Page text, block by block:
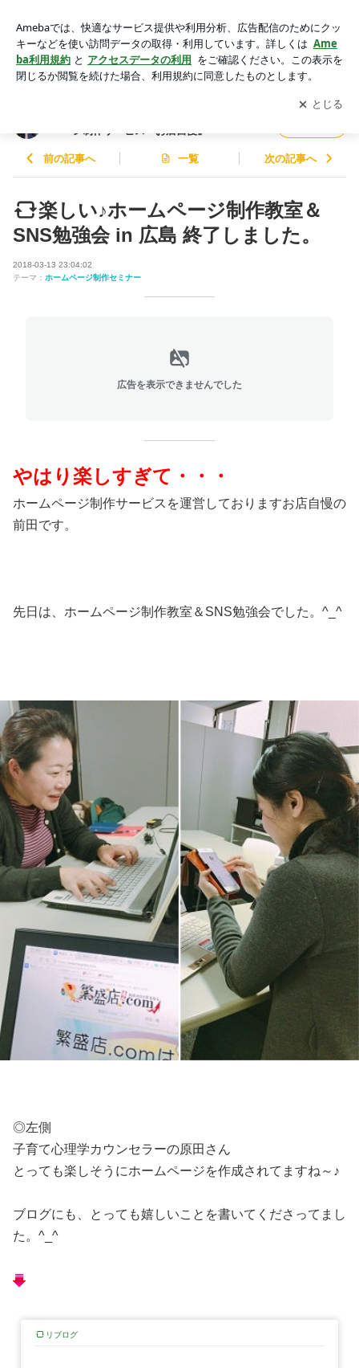
した。 | 【全国2,500件の実績！】誰でも簡単♪ホームページ制
作サービス『お店自慢』
アプリをダウンロードして ブログの更新通知
を受け取りまし
ょう。
開く
ページ制作サービス『お店自慢』
前の記事へ 一覧 次の記事へ
楽しい♪ホームページ制作教室＆
SNS勉強会 in 広島 終了しました。
2018-03-13 23:04:02
テーマ： ホームページ制作セミナー
広告を表示できませんでした
やはり楽しすぎて・・・
ホームページ制作サービスを運営しておりますお店自慢の
前田です。
先日は、ホームページ制作教室＆SNS勉強会でした。^_^
◎左側
子育て心理学カウンセラーの原田さん
とっても楽しそうにホームページを作成されてますね～♪
ブログにも、とっても嬉しいことを書いてくださってまし
た。^_^